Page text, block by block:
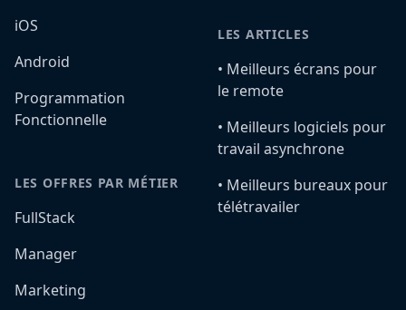
iOS
Android
Programmation
Fonctionnelle
LES OFFRES PAR MÉTIER
FullStack
Manager
Marketing
LES ARTICLES
•️ Meilleurs écrans pour
le remote
•️ Meilleurs logiciels pour
travail asynchrone
•️ Meilleurs bureaux pour
télétravailer